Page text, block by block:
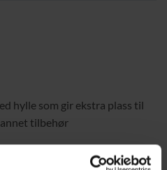
hylle som gir ekstra plass til
tilbehør
som fungerer som